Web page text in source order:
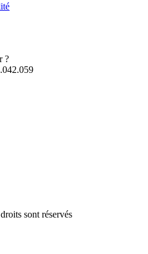
?
sont réservés